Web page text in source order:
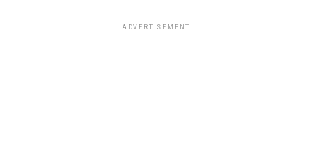
ADVERTISEMENT